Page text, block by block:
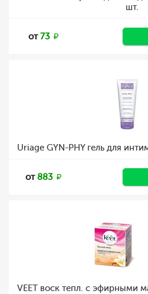
шт.
от73
Uriage GYN-PHY гель для
от883
VEET воск тепл. с эфирными